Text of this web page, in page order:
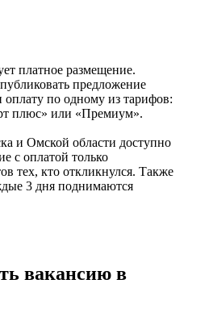
платное размещение.
предложение
оплату по одному из тарифов:
плюс» или «Премиум».
и Омской области доступно
с оплатой только
тех, кто откликнулся. Также
3 дня поднимаются
вакансию в